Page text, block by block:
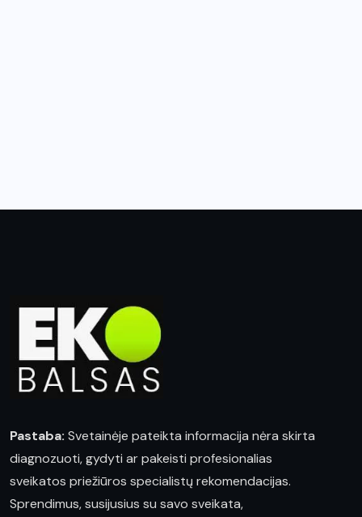
Pastaba: Svetainėje pateikta informacija nėra skirta
diagnozuoti, gydyti ar pakeisti profesionalias
sveikatos priežiūros specialistų rekomendacijas.
Sprendimus, susijusius su savo sveikata,